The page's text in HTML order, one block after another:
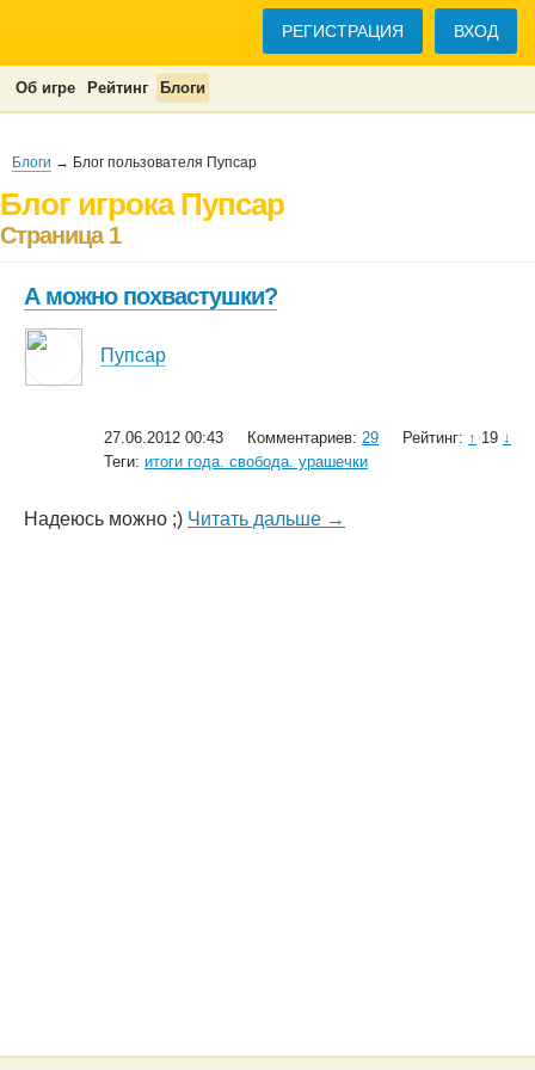
РЕГИСТРАЦИЯ ВХОД
Об игре Рейтинг Блоги
Блоги → Блог пользователя Пупсар
Блог игрока Пупсар
Страница 1
А можно похвастушки?
Пупсар
27.06.2012 00:43 Комментариев: 29 Рейтинг: ↑ 19 ↓
Теги: итоги года. свобода. урашечки
Надеюсь можно ;) Читать дальше →